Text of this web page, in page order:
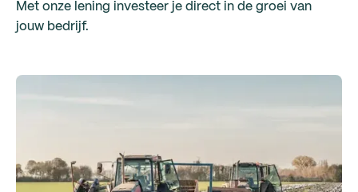
Met onze lening investeer je direct in de groei van
jouw bedrijf.